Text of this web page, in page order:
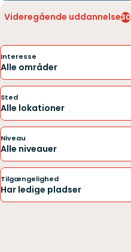
Videregående uddannelse30
Interesse
Alle områder
Sted
Alle lokationer
Niveau
Alle niveauer
Tilgængelighed
Har ledige pladser